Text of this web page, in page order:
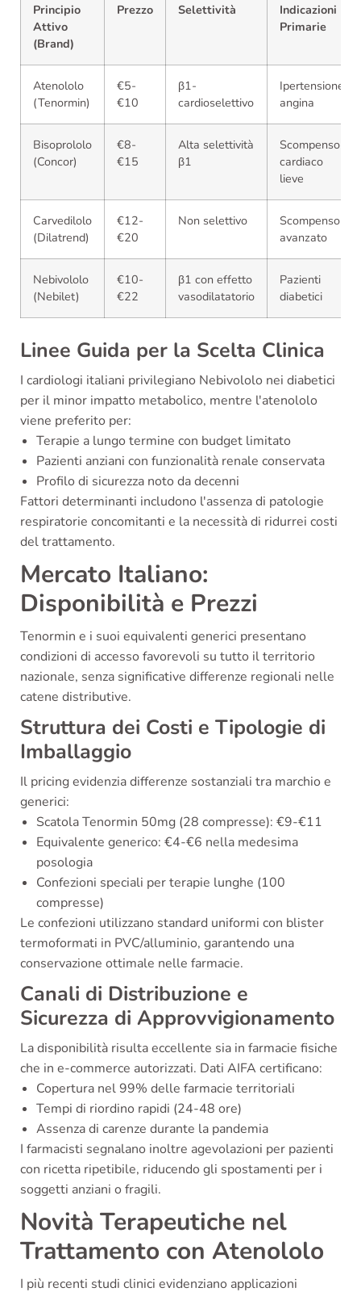
Principio
Attivo
(Brand)
Prezzo Selettività
Indicazioni
Primarie
Atenololo
(Tenormin)
€5-
€10
β1-
cardioselettivo
Ipertensione,
angina
Bisoprololo
(Concor)
€8-
€15
Alta selettività
β1
Scompenso
cardiaco
lieve
Carvedilolo
(Dilatrend)
€12-
€20
Non selettivo
Scompenso
avanzato
Nebivololo
(Nebilet)
€10-
€22
β1 con effetto
vasodilatatorio
Pazienti
diabetici
Linee Guida per la Scelta Clinica
I cardiologi italiani privilegiano Nebivololo nei diabetici
per il minor impatto metabolico, mentre l'atenololo
viene preferito per:
Terapie a lungo termine con budget limitato
Pazienti anziani con funzionalità renale conservata
Profilo di sicurezza noto da decenni
Fattori determinanti includono l'assenza di patologie
respiratorie concomitanti e la necessità di ridurrei costi
del trattamento.
Mercato Italiano:
Disponibilità e Prezzi
Tenormin e i suoi equivalenti generici presentano
condizioni di accesso favorevoli su tutto il territorio
nazionale, senza significative differenze regionali nelle
catene distributive.
Struttura dei Costi e Tipologie di
Imballaggio
Il pricing evidenzia differenze sostanziali tra marchio e
generici:
Scatola Tenormin 50mg (28 compresse): €9-€11
Equivalente generico: €4-€6 nella medesima
posologia
Confezioni speciali per terapie lunghe (100
compresse)
Le confezioni utilizzano standard uniformi con blister
termoformati in PVC/alluminio, garantendo una
conservazione ottimale nelle farmacie.
Canali di Distribuzione e
Sicurezza di Approvvigionamento
La disponibilità risulta eccellente sia in farmacie fisiche
che in e-commerce autorizzati. Dati AIFA certificano:
Copertura nel 99% delle farmacie territoriali
Tempi di riordino rapidi (24-48 ore)
Assenza di carenze durante la pandemia
I farmacisti segnalano inoltre agevolazioni per pazienti
con ricetta ripetibile, riducendo gli spostamenti per i
soggetti anziani o fragili.
Novità Terapeutiche nel
Trattamento con Atenololo
I più recenti studi clinici evidenziano applicazioni